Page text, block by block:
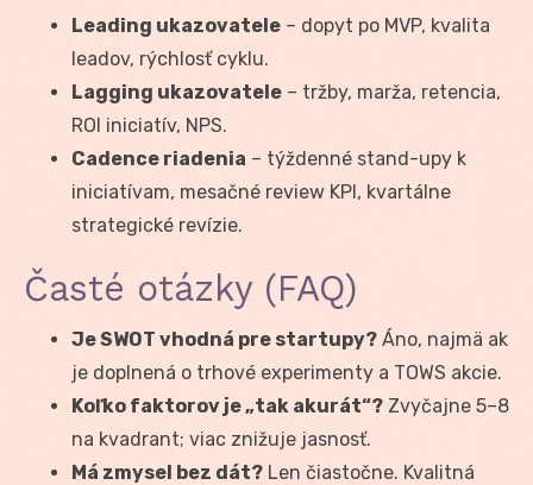
Leading ukazovatele – dopyt po MVP, kvalita
leadov, rýchlosť cyklu.
Lagging ukazovatele – tržby, marža, retencia,
ROI iniciatív, NPS.
Cadence riadenia – týždenné stand-upy k
iniciatívam, mesačné review KPI, kvartálne
strategické revízie.
Časté otázky (FAQ)
Je SWOT vhodná pre startupy? Áno, najmä ak
je doplnená o trhové experimenty a TOWS akcie.
Koľko faktorov je „tak akurát“? Zvyčajne 5–8
na kvadrant; viac znižuje jasnosť.
Má zmysel bez dát? Len čiastočne. Kvalitná